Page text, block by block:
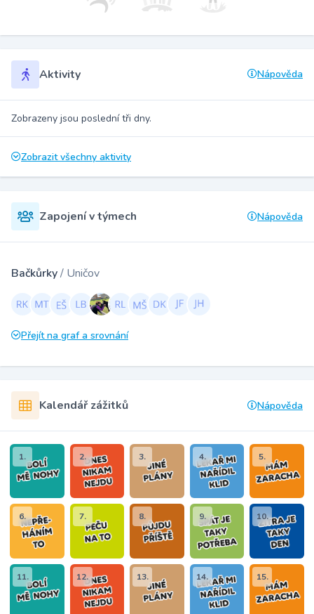
Aktivity Nápověda
Zobrazeny jsou poslední tři dny.
Zobrazit všechny aktivity
Zapojení v týmech Nápověda
Bačkůrky/ Uničov
Přejít na graf a srovnání
Kalendář zážitků Nápověda
1. 2. 3. 4. 5.
6. 7. 8. 9. 10.
11. 12. 13. 14. 15.